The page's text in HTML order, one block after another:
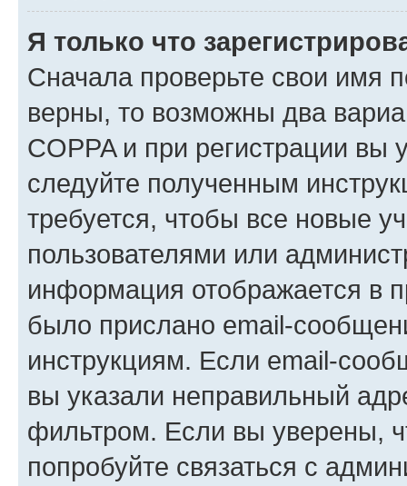
Я только что
Сначала проверьте свои имя
верны, то возможны два
COPPA и при регистрации вы
следуйте полученным
требуется, чтобы все новые
пользователями или
информация отображается в
было прислано email-
инструкциям. Если email-
вы указали неправильный
фильтром. Если вы уверены,
попробуйте связаться с